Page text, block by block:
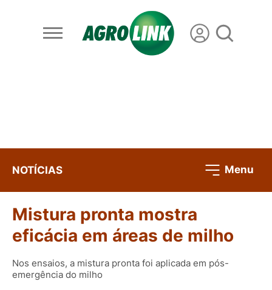
NOTÍCIAS Menu
Mistura pronta mostra
eficácia em áreas de milho
Nos ensaios, a mistura pronta foi aplicada em pós-
emergência do milho